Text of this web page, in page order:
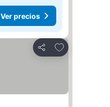
Ver precios
Compartir
Agregar a